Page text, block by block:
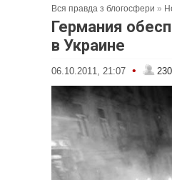
Вся правда з блогосфери »
Германия
в Украине
06.10.2011, 21:07 •